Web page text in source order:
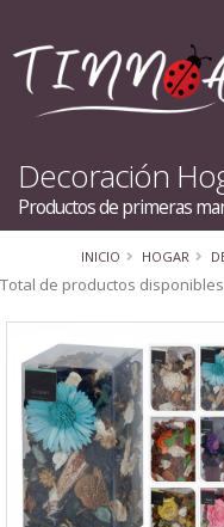
Decoración
Productos de primeras
INICIO HOGAR
Total de productos disponibles